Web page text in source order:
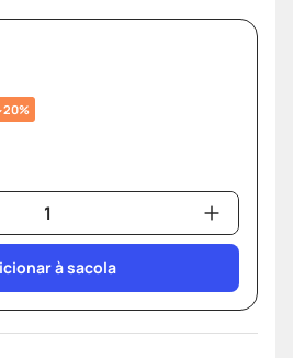
20%
à sacola